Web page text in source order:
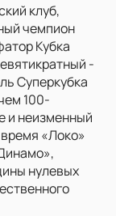
клуб,
чемпион
Кубка
-
Суперкубка
100-
и неизменный
«Локо»
нулевых